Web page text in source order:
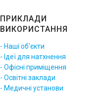
ПРИКЛАДИ
ВИКОРИСТАННЯ
- Наші об'єкти
- Ідеї для натхнення
- Офісні приміщення
- Освітні заклади
- Медичні установи